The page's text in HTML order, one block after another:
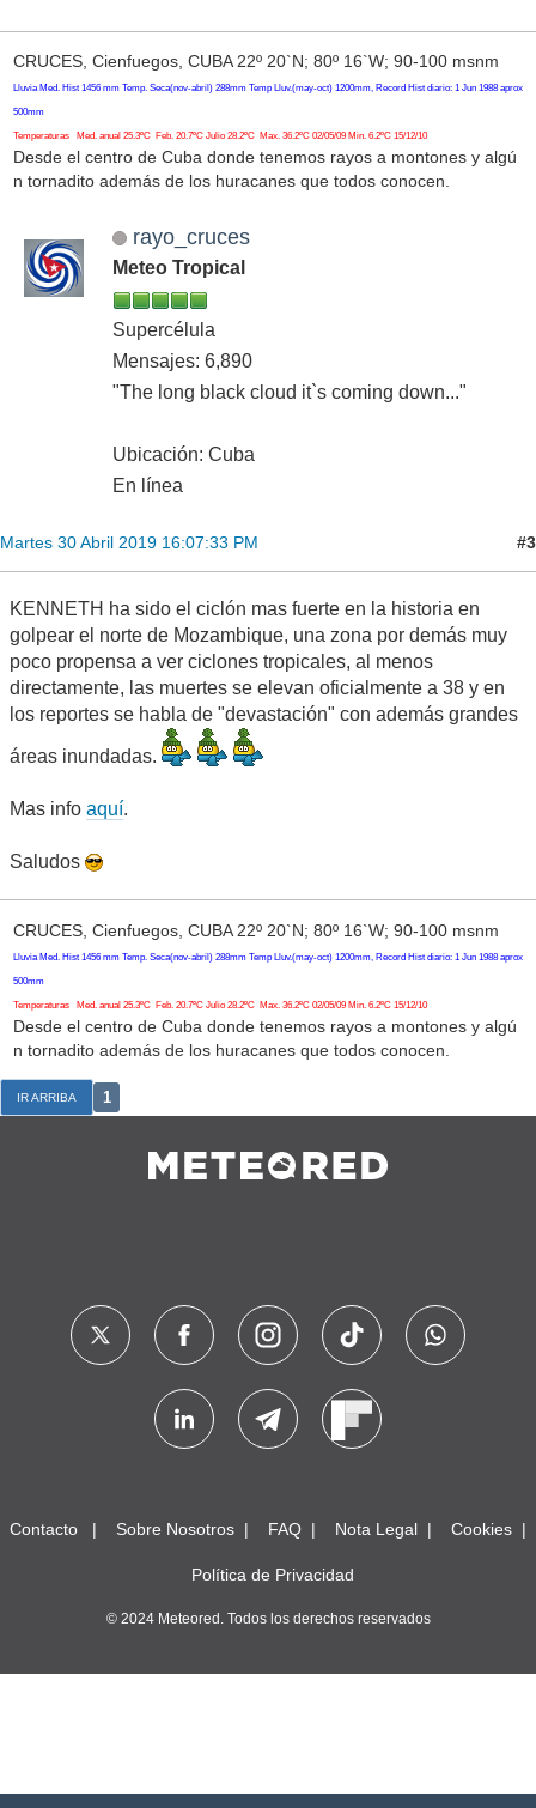
CRUCES, Cienfuegos, CUBA 22º 20`N; 80º 16`W; 90-100 msnm
Lluvia Med. Hist 1456 mm Temp. Seca(nov-abril) 288mm Temp Lluv.(may-oct) 1200mm, Record Hist diario: 1 Jun 1988 aprox
500mm
Temperaturas Med. anual 25.3ºC Feb. 20.7ºC Julio 28.2ºC Max. 36.2ºC 02/05/09 Min. 6.2ºC 15/12/10
Desde el centro de Cuba donde tenemos rayos a montones y algú
n tornadito además de los huracanes que todos conocen.
rayo_cruces
Meteo Tropical
Supercélula
Mensajes: 6,890
"The long black cloud it`s coming down..."
Ubicación: Cuba
En línea
Martes 30 Abril 2019 16:07:33 PM #3
KENNETH ha sido el ciclón mas fuerte en la historia en
golpear el norte de Mozambique, una zona por demás muy
poco propensa a ver ciclones tropicales, al menos
directamente, las muertes se elevan oficialmente a 38 y en
los reportes se habla de "devastación" con además grandes
áreas inundadas.
Mas info aquí.
Saludos
CRUCES, Cienfuegos, CUBA 22º 20`N; 80º 16`W; 90-100 msnm
Lluvia Med. Hist 1456 mm Temp. Seca(nov-abril) 288mm Temp Lluv.(may-oct) 1200mm, Record Hist diario: 1 Jun 1988 aprox
500mm
Temperaturas Med. anual 25.3ºC Feb. 20.7ºC Julio 28.2ºC Max. 36.2ºC 02/05/09 Min. 6.2ºC 15/12/10
Desde el centro de Cuba donde tenemos rayos a montones y algú
n tornadito además de los huracanes que todos conocen.
IR ARRIBA 1
Contacto Sobre Nosotros FAQ Nota Legal Cookies
Política de Privacidad
© 2024 Meteored. Todos los derechos reservados